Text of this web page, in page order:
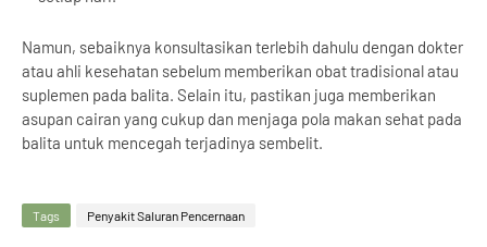
Namun, sebaiknya konsultasikan terlebih dahulu dengan dokter
atau ahli kesehatan sebelum memberikan obat tradisional atau
suplemen pada balita. Selain itu, pastikan juga memberikan
asupan cairan yang cukup dan menjaga pola makan sehat pada
balita untuk mencegah terjadinya sembelit.
Tags Penyakit Saluran Pencernaan